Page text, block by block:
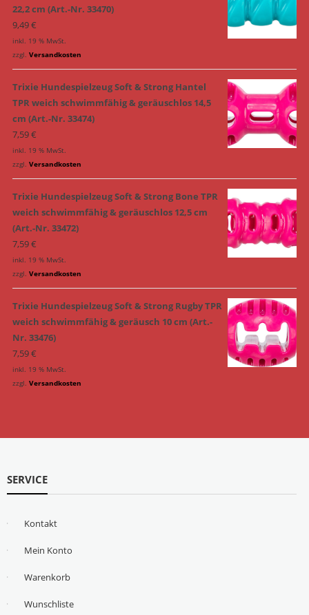
22,2 cm (Art.-Nr. 33470)
9,49€
inkl. 19 % MwSt.
zzgl. Versandkosten
Trixie Hundespielzeug Soft & Strong Hantel
TPR weich schwimmfähig & geräuschlos 14,5
cm (Art.-Nr. 33474)
7,59€
inkl. 19 % MwSt.
zzgl. Versandkosten
Trixie Hundespielzeug Soft & Strong Bone TPR
weich schwimmfähig & geräuschlos 12,5 cm
(Art.-Nr. 33472)
7,59€
inkl. 19 % MwSt.
zzgl. Versandkosten
Trixie Hundespielzeug Soft & Strong Rugby TPR
weich schwimmfähig & geräusch 10 cm (Art.-
Nr. 33476)
7,59€
inkl. 19 % MwSt.
zzgl. Versandkosten
SERVICE
Kontakt
Mein Konto
Warenkorb
Wunschliste